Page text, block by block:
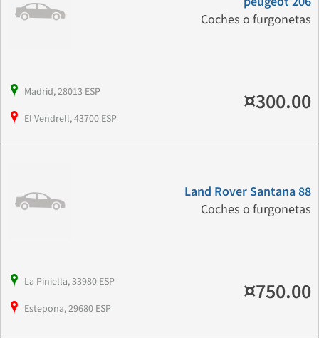
Coches o furgonetas
Madrid, 28013 ESP
El Vendrell, 43700 ESP
¤300.00
Land Rover Santana 88
Coches o furgonetas
La Piniella, 33980 ESP
Estepona, 29680 ESP
¤750.00